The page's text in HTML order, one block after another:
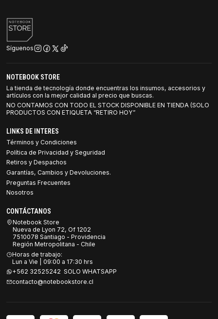
Síguenos
NOTEBOOK STORE
La tienda de tecnología donde encuentras los insumos, accesorios y
artículos con la mejor calidad al precio que buscas.
NO CONTAMOS CON TODO EL STOCK DISPONIBLE EN TIENDA (SOLO
PRODUCTOS CON ETIQUETA “RETIRO HOY”
LINKS DE INTERES
Términos y Condiciones
Política de Privacidad y Seguridad
Retiros y Despachos
Garantías, Cambios y Devoluciones.
Preguntas Frecuentes
Nosotros
CONTÁCTANOS
Notebook Store
Nueva de Lyon 72, Of 1202
7510078 Santiago - Providencia
Región Metropolitana - Chile
Horas de trabajo:
Lun a Vie | 09:00 a 17:30 hrs
+562 32525242 SOLO WHATSAPP
contacto@notebookstore.cl